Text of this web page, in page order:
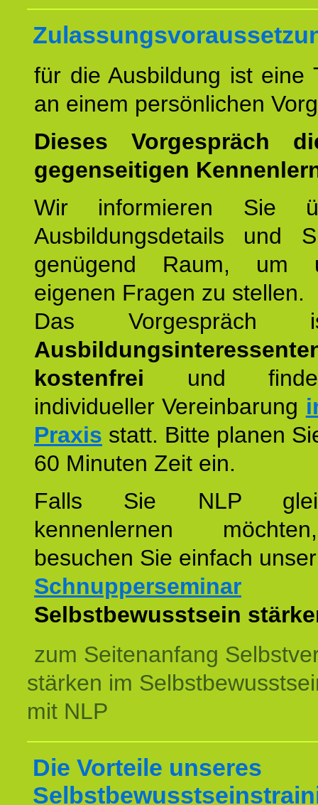
für die Ausbildung ist eine
an einem persönlichen
Dieses Vorgespräch
gegenseitigen
Wir informieren Sie
Ausbildungsdetails und
genügend Raum, um
eigenen Fragen zu stellen.
Das
kostenfrei und
individueller Vereinbarung
Praxis statt. Bitte planen
60 Minuten Zeit ein.
Falls Sie NLP
kennenlernen
besuchen Sie einfach unser
Schnupperseminar
Selbstbewusstsein
zum Seitenanfang
stärken im
mit NLP
Die Vorteile unseres